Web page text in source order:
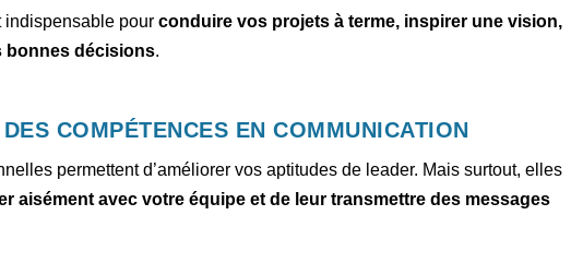
indispensable pourconduire vos projets à terme, inspirer une vision,
bonnes décisions.
COMPÉTENCES EN COMMUNICATION
permettent d’améliorer vos aptitudes de leader. Mais surtout, elles
aisément avec votre équipe et de leur transmettre des messages